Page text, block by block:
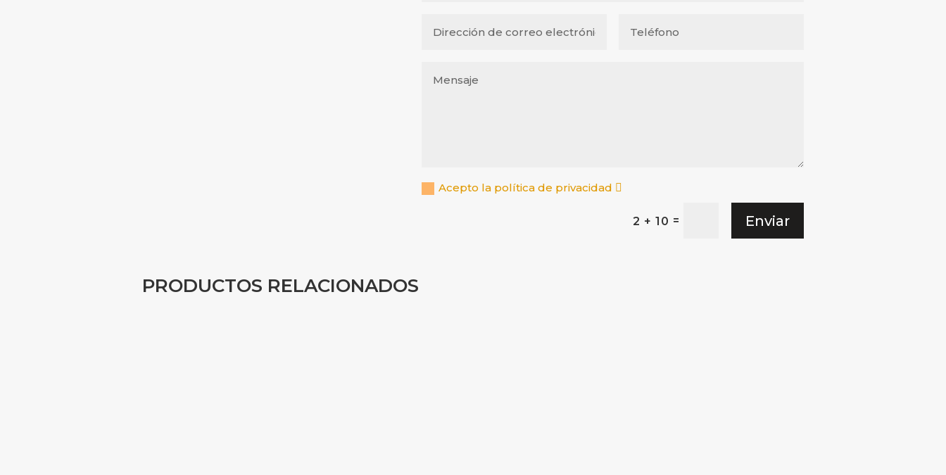
Acepto la política de privacidad
2 + 10 = Enviar
PRODUCTOS RELACIONADOS